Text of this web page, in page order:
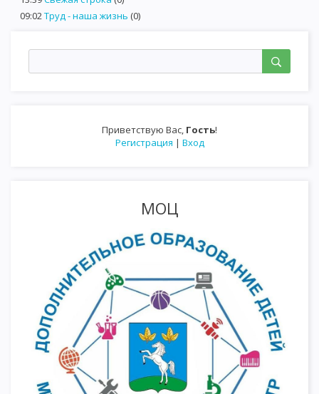
Приветствую Вас, Гость!
Регистрация | Вход
МОЦ
09:02Труд - наша жизнь (0)